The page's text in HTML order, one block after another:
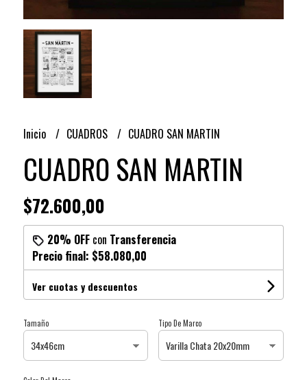
Inicio CUADROS CUADRO SAN MARTIN
CUADRO SAN MARTIN
$72.600,00
20% OFFcon Transferencia
Precio final: $58.080,00
Ver cuotas y descuentos
Tamaño Tipo De Marco